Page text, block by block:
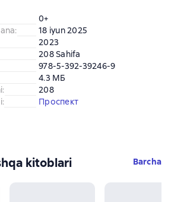
0+
:
18 iyun 2025
2023
208 Sahifa
978-5-392-39246-9
4.3 МБ
:
208
: Проспект
kitoblari Barcha